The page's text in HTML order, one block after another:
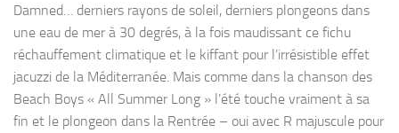
Damned… derniers rayons de soleil, derniers plongeons dans
une eau de mer à 30 degrés, à la fois maudissant ce fichu
réchauffement climatique et le kiffant pour l’irrésistible effet
jacuzzi de la Méditerranée. Mais comme dans la chanson des
Beach Boys « All Summer Long » l’été touche vraiment à sa
fin et le plongeon dans la Rentrée – oui avec R majuscule pour